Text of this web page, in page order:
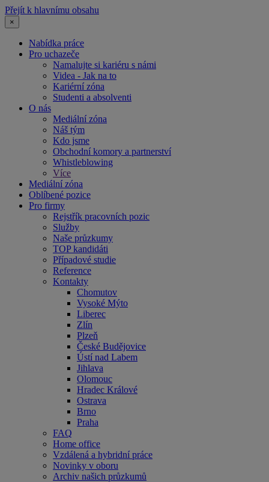
Přejít k hlavnímu obsahu
×
Nabídka práce
Pro uchazeče
Namalujte si kariéru s námi
Videa - Jak na to
Kariérní zóna
Studenti a absolventi
O nás
Mediální zóna
Náš tým
Kdo jsme
Obchodní komory a partnerství
Whistleblowing
Více
Mediální zóna
Oblíbené pozice
Pro firmy
Rejstřík pracovních pozic
Služby
Naše průzkumy
TOP kandidáti
Případové studie
Reference
Kontakty
Chomutov
Vysoké Mýto
Liberec
Zlín
Plzeň
České Budějovice
Ústí nad Labem
Jihlava
Olomouc
Hradec Králové
Ostrava
Brno
Praha
FAQ
Home office
Vzdálená a hybridní práce
Novinky v oboru
Archiv našich průzkumů